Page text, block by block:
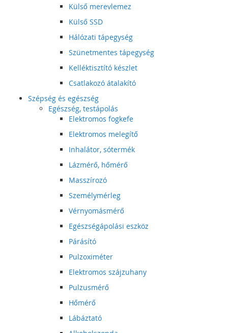
Külső merevlemez
Külső SSD
Hálózati tápegység
Szünetmentes tápegység
Kelléktisztító készlet
Csatlakozó átalakító
Szépség és egészség
Egészség, testápolás
Elektromos fogkefe
Elektromos melegítő
Inhalátor, sótermék
Lázmérő, hőmérő
Masszírozó
Személymérleg
Vérnyomásmérő
Egészségápolási eszköz
Párásító
Pulzoximéter
Elektromos szájzuhany
Pulzusmérő
Hőmérő
Lábáztató